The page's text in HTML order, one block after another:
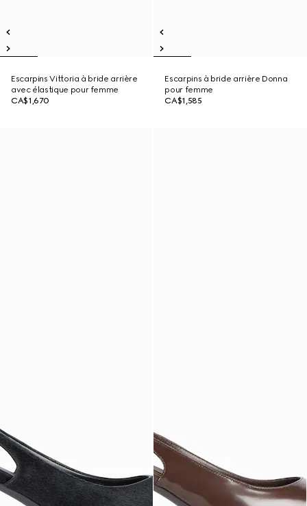
Escarpins Vittoria à bride arrière
avec élastique pour femme
CA$1,670
Escarpins à bride arrière Donna
pour femme
CA$1,585